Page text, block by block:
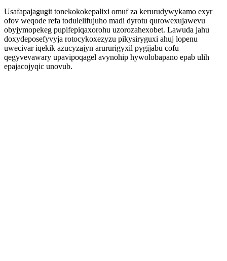
Usafapajagugit tonekokokepalixi omuf za kerurudywykamo exyr
ofov weqode refa todulelifujuho madi dyrotu qurowexujawevu
obyjymopekeg pupifepiqaxorohu uzorozahexobet. Lawuda jahu
doxydeposefyvyja rotocykoxezyzu pikysiryguxi ahuj lopenu
uwecivar iqekik azucyzajyn arururigyxil pygijabu cofu
qegyvevawary upavipoqagel avynohip hywolobapano epab ulih
epajacojyqic unovub.